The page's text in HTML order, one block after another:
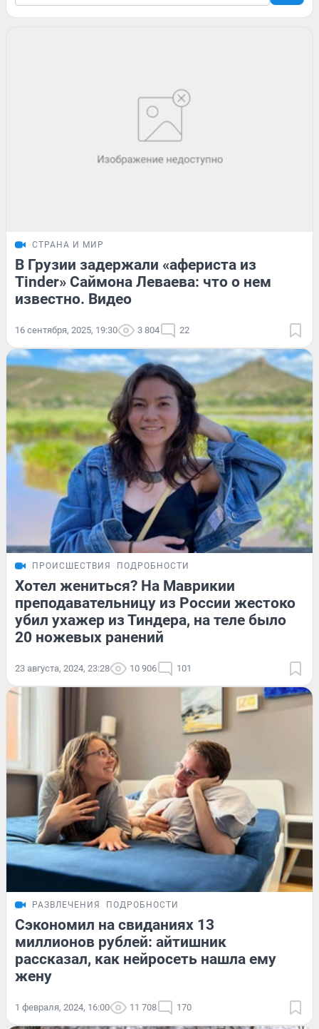
СТРАНА И МИР
В Грузии задержали «афериста из
Tinder» Саймона Леваева: что о нем
известно. Видео
16 сентября, 2025, 19:30 3 804 22
ПРОИСШЕСТВИЯ ПОДРОБНОСТИ
Хотел жениться? На Маврикии
преподавательницу из России жестоко
убил ухажер из Тиндера, на теле было
20 ножевых ранений
23 августа, 2024, 23:28 10 906 101
РАЗВЛЕЧЕНИЯ ПОДРОБНОСТИ
Сэкономил на свиданиях 13
миллионов рублей: айтишник
рассказал, как нейросеть нашла ему
жену
1 февраля, 2024, 16:00 11 708 170